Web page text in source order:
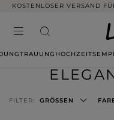
KOSTENLOSER VERSAND
TRAUUNG
FILTER: GRÖSSEN